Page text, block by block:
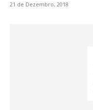
21 de Dezembro, 2018